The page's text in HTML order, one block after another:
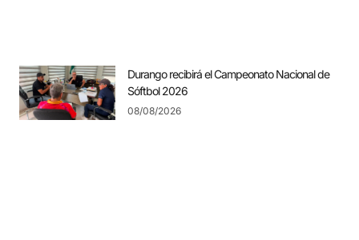
Durango recibirá el Campeonato Nacional de
Sóftbol 2026
08/08/2026